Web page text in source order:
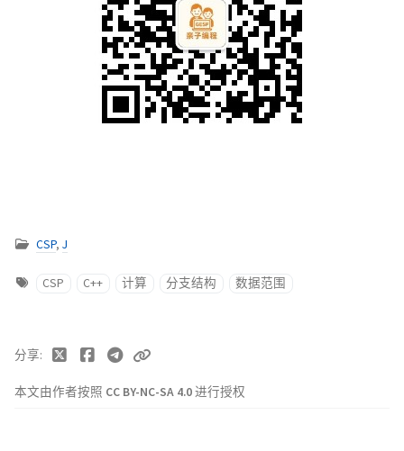
CSP, J
CSP C++ 计算 分支结构 数据范围
本文由作者按照 CC BY-NC-SA 4.0进行授权
分享